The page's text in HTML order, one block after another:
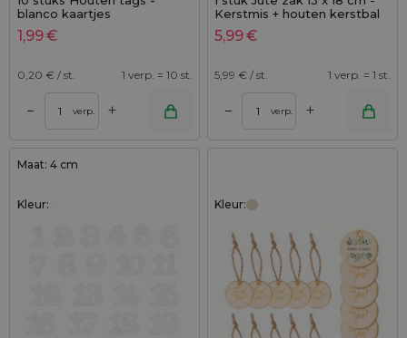
blanco kaartjes
1,99€
0,20 € / st. 1 verp. = 10 st.
– verp. +
Kerstmis + houten kerstbal
met hoorns
5,99€
5,99 € / st. 1 verp. = 1 st.
– verp. +
Maat: 4 cm
Kleur: Kleur: